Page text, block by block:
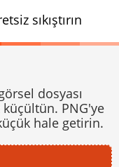
dosyası
PNG'ye
hale getirin.